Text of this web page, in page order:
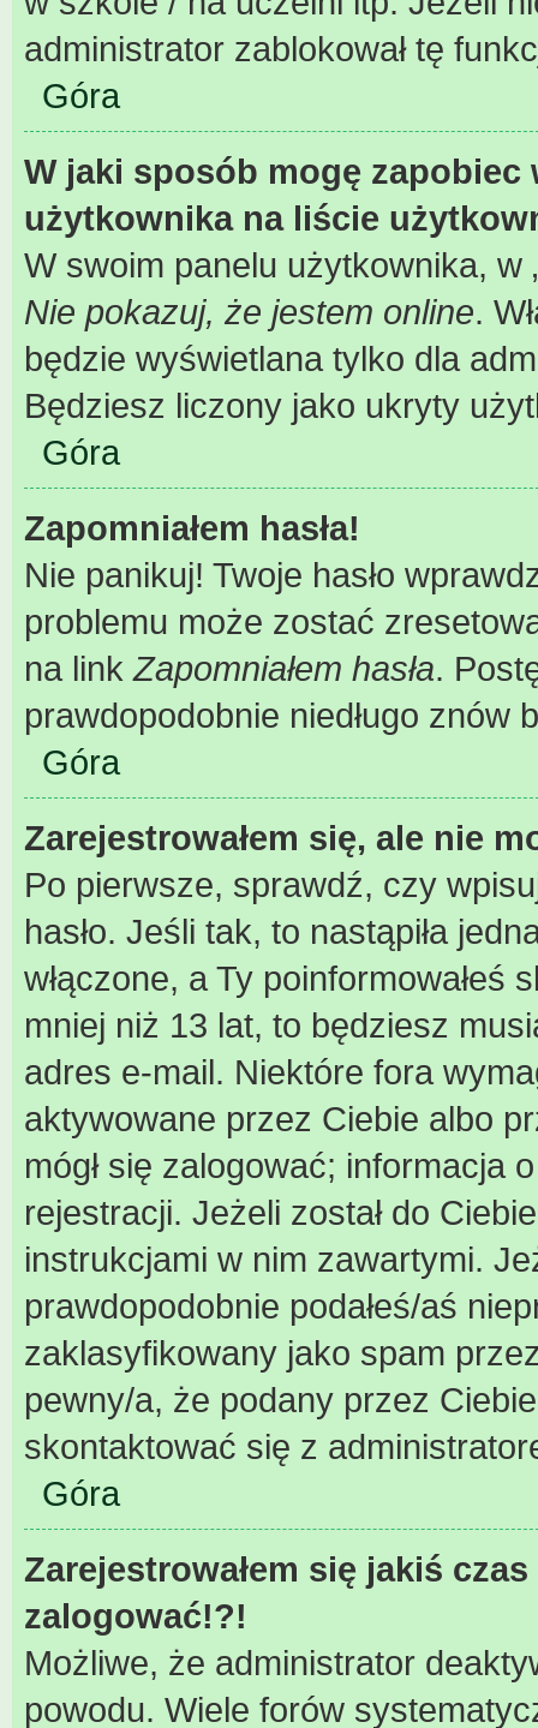
administrator zablokował tę
Góra
W jaki sposób mogę
użytkownika na liście
W swoim panelu użytkownika, w
Nie pokazuj, że jestem online.
będzie wyświetlana tylko dla
Będziesz liczony jako ukryty
Góra
Zapomniałem hasła!
Nie panikuj! Twoje hasło
problemu może zostać
na link Zapomniałem hasła.
prawdopodobnie niedługo znów
Góra
Zarejestrowałem się, ale nie
Po pierwsze, sprawdź, czy
hasło. Jeśli tak, to nastąpiła
włączone, a Ty
mniej niż 13 lat, to będziesz
adres e-mail. Niektóre fora
aktywowane przez Ciebie albo
mógł się zalogować; informacja
rejestracji. Jeżeli został do
instrukcjami w nim zawartymi.
prawdopodobnie podałeś/aś
zaklasyfikowany jako spam
pewny/a, że podany przez
skontaktować się z
Góra
Zarejestrowałem się jakiś
zalogować!?!
Możliwe, że administrator
powodu. Wiele forów